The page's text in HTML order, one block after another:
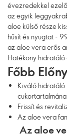
évezredekkel
az egyik
aloe külső része
hűsít és nyugtat -
az aloe vera erős
Hatékony
Főbb
Kiváló hidratáló
Frissít és
Az aloe vera
Az aloe